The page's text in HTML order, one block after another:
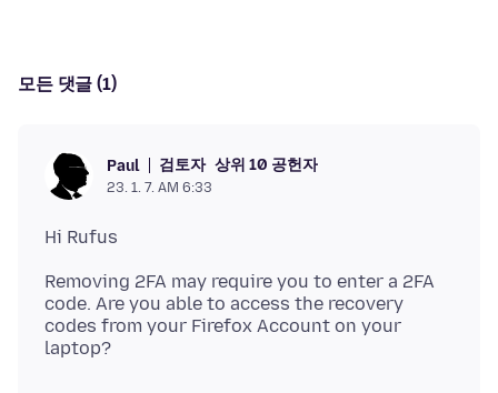
모든 댓글 (1)
Paul 검토자 상위 10 공헌자
23. 1. 7. AM 6:33
Removing 2FA may require you to enter a 2FA
code. Are you able to access the recovery
codes from your Firefox Account on your